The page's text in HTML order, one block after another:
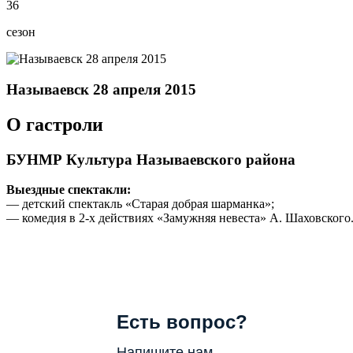
36
сезон
Называевск 28 апреля 2015
О гастроли
БУНМР Культура Называевского района
Выездные спектакли:
— детский спектакль «Старая добрая шарманка»;
— комедия в 2-х действиях «Замужняя невеста» А. Шаховского.
Есть вопрос?